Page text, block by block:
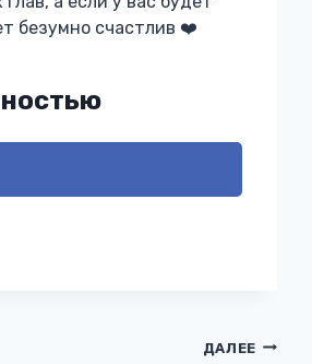
безумно счастлив ‍❤️‍
ДАЛЕЕ